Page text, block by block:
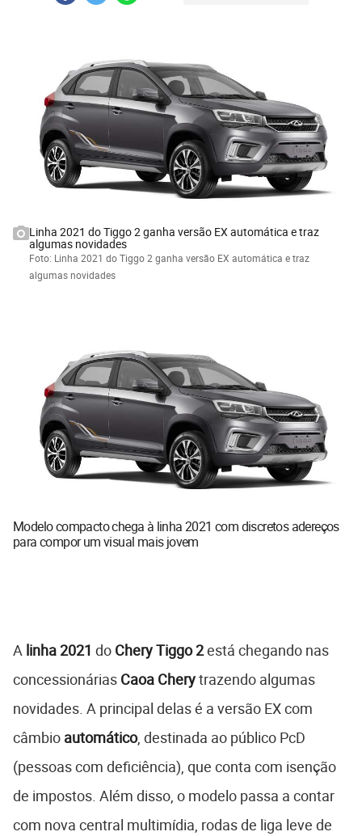
Linha 2021 do Tiggo 2 ganha versão EX automática e traz
algumas novidades
Foto: Linha 2021 do Tiggo 2 ganha versão EX automática e traz
algumas novidades
Modelo compacto chega à linha 2021 com discretos adereços
para compor um visual mais jovem
A linha 2021 do Chery Tiggo 2está chegando nas
concessionárias Caoa Cherytrazendo algumas
novidades. A principal delas é a versão EX com
câmbio automático, destinada ao público PcD
(pessoas com deficiência), que conta com isenção
de impostos. Além disso, o modelo passa a contar
com nova central multimídia, rodas de liga leve de